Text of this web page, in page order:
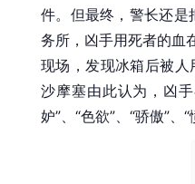
件。但最终，警长还是
务所，凶手用死者的血
现场，发现冰箱后被人
沙摩塞由此认为，凶
妒”、“色欲”、“骄傲”、